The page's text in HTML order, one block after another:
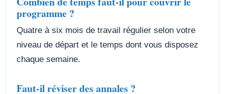
programme ?
Quatre à six mois de travail régulier selon votre
niveau de départ et le temps dont vous disposez
chaque semaine.
Faut-il réviser des annales ?